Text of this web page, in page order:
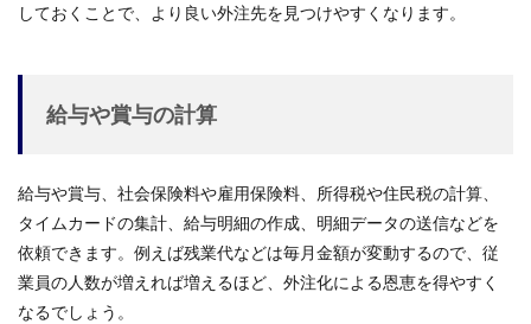
しておくことで、より良い外注先を見つけやすくなります。
給与や賞与の計算
給与や賞与、社会保険料や雇用保険料、所得税や住民税の計算、
タイムカードの集計、給与明細の作成、明細データの送信などを
依頼できます。例えば残業代などは毎月金額が変動するので、従
業員の人数が増えれば増えるほど、外注化による恩恵を得やすく
なるでしょう。